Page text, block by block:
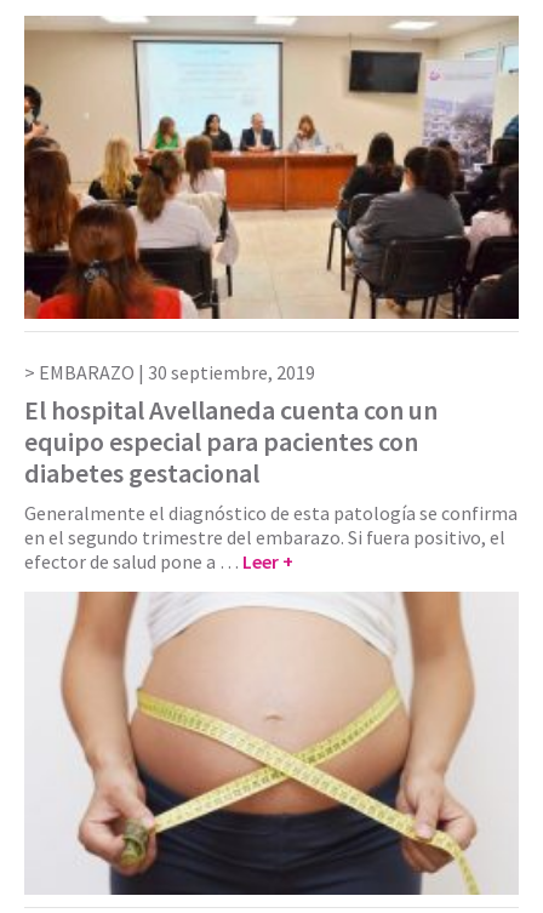
EMBARAZO | 30 septiembre, 2019
El hospital Avellaneda cuenta con un
equipo especial para pacientes con
diabetes gestacional
Generalmente el diagnóstico de esta patología se confirma
en el segundo trimestre del embarazo. Si fuera positivo, el
efector de salud pone a … Leer +